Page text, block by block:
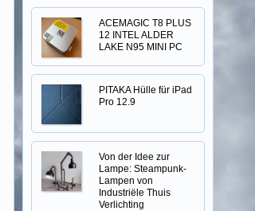
ACEMAGIC T8 PLUS
12 INTEL ALDER
LAKE N95 MINI PC
PITAKA Hülle für iPad
Pro 12.9
Von der Idee zur
Lampe: Steampunk-
Lampen von
Industriële Thuis
Verlichting